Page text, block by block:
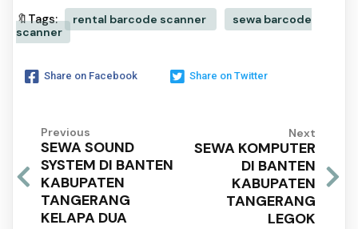
🔖Tags: rental barcode scanner
sewa barcode
scanner
Share on Facebook Share on Twitter
Previous
SEWA SOUND
SYSTEM DI BANTEN
KABUPATEN
TANGERANG
KELAPA DUA
Next
SEWA KOMPUTER
DI BANTEN
KABUPATEN
TANGERANG
LEGOK